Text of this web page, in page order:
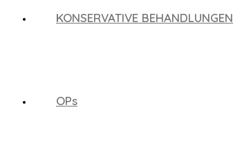
KONSERVATIVE BEHANDLUNGEN
OPs